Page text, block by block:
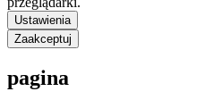
Ustawienia
Zaakceptuj
pagina